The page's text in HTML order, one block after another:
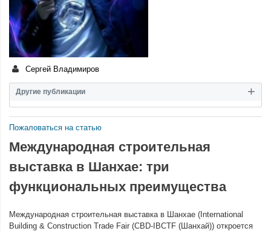
Сергей Владимиров
Другие публикации
Пожаловаться на статью
Международная строительная
выставка в Шанхае: три
функциональных преимущества
Международная строительная выставка в Шанхае (International
Building & Construction Trade Fair (CBD-IBCTF (Шанхай)) откроется